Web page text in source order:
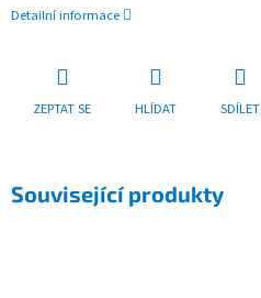
Detailní informace
ZEPTAT SE HLÍDAT SDÍLET
Související produkty